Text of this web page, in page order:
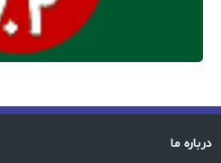
درباره ما